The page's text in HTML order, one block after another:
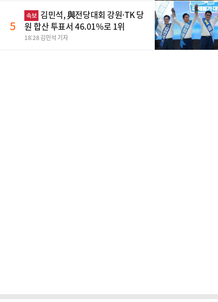
5
속보 김민석, 與전당대회 강원·TK 당
원 합산 투표서 46.01%로 1위
18:28 김민석 기자